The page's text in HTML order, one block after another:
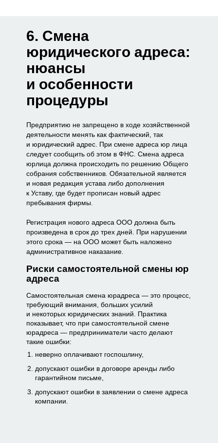
6. Смена
юридического адреса:
нюансы
и особенности
процедуры
Предприятию не запрещено в ходе хозяйственной
деятельности менять как фактический, так
и юридический адрес. При смене адреса юр лица
следует сообщить об этом в ФНС. Смена адреса
юрлица должна происходить по решению Общего
собрания собственников. Обязательной является
и новая редакция устава либо дополнения
к Уставу, где будет прописан новый адрес
пребывания фирмы.
Регистрация нового адреса ООО должна быть
произведена в срок до трех дней. При нарушении
этого срока — на ООО может быть наложено
административное наказание.
Риски самостоятельной смены юр
адреса
Самостоятельная смена юрадреса — это процесс,
требующий внимания, больших усилий
и некоторых юридических знаний. Практика
показывает, что при самостоятельной смене
юрадреса — предприниматели часто делают
такие ошибки:
неверно оплачивают госпошлину,
допускают ошибки в договоре аренды либо
гарантийном письме,
допускают ошибки в заявлении о смене адреса
компании.